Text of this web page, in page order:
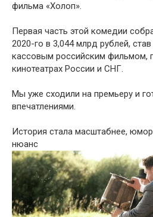
фильма «Холоп».
Первая часть этой комедии
2020-го в 3,044 млрд рублей,
кассовым российским фильмом,
кинотеатрах России и СНГ.
Мы уже сходили на премьеру и
впечатлениями.
История стала масштабнее,
нюанс